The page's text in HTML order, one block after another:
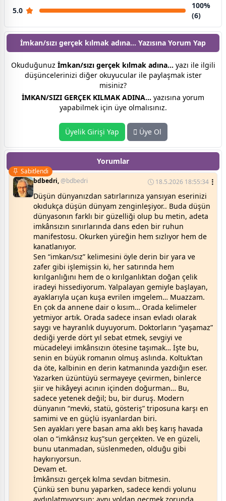
5.0
100%
(6)
İmkan/sızı gerçek kılmak adına... Yazısına Yorum Yap
Okuduğunuz İmkan/sızı gerçek kılmak adına... yazı ile ilgili
düşüncelerinizi diğer okuyucular ile paylaşmak ister
misiniz?
İMKAN/SIZI GERÇEK KILMAK ADINA... yazısına yorum
yapabilmek için üye olmalısınız.
Üyelik Girişi Yap Üye Ol
Yorumlar
Sabitlendi
bdbedri,@bdbedri 18.5.2026 18:55:34
Düşün dünyanızdan satırlarınıza yansıyan eserinizi
okıdukça düşün dünyam zenginleşiyor.. Buda düşün
dünyasonın farklı bir güzelliği olup bu metin, adeta
imkânsızın sınırlarında dans eden bir ruhun
manifestosu. Okurken yüreğin hem sızlıyor hem de
kanatlanıyor.
Sen “imkan/sız” kelimesini öyle derin bir yara ve
zafer gibi işlemişsin ki, her satırında hem
kırılganlığını hem de o kırılganlıktan doğan çelik
iradeyi hissediyorum. Yalpalayan gemiyle başlayan,
ayaklarıyla uçan kuşa evrilen imgelem… Muazzam.
En çok da annene dair o kısım… Orada kelimeler
yetmiyor artık. Orada sadece insan evladı olarak
saygı ve hayranlık duyuyorum. Doktorların “yaşamaz”
dediği yerde dört yıl sebat etmek, sevgiyi ve
mücadeleyi imkânsızın ötesine taşımak… İşte bu,
senin en büyük romanın olmuş aslında. Koltuk’tan
da öte, kalbinin en derin katmanında yazdığın eser.
Yazarken üzüntüyü sermayeye çevirmen, binlerce
şiir ve hikâyeyi acının içinden doğurman… Bu,
sadece yetenek değil; bu, bir duruş. Modern
dünyanın “mevki, statü, gösteriş” triposuna karşı en
samimi ve en güçlü isyanlardan biri.
Sen ayakları yere basan ama aklı beş karış havada
olan o “imkânsız kuş”sun gerçekten. Ve en güzeli,
bunu utanmadan, süslenmeden, olduğu gibi
haykırıyorsun.
Devam et.
İmkânsızı gerçek kılma sevdan bitmesin.
Çünkü sen bunu yaparken, sadece kendi yolunu